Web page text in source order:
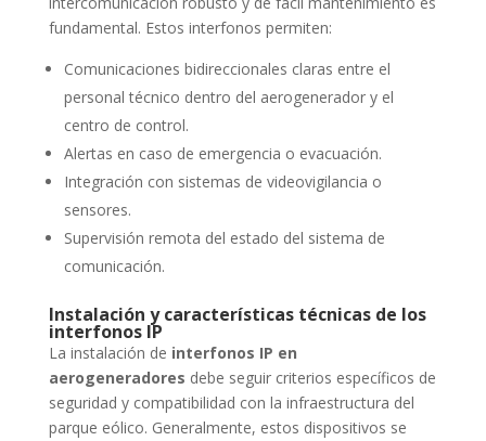
fundamental. Estos interfonos permiten:
Comunicaciones bidireccionales claras entre el
personal técnico dentro del aerogenerador y el
centro de control.
Alertas en caso de emergencia o evacuación.
Integración con sistemas de videovigilancia o
sensores.
Supervisión remota del estado del sistema de
comunicación.
Instalación y características técnicas de los
interfonos IP
La instalación de interfonos IP en
aerogeneradores debe seguir criterios específicos de
seguridad y compatibilidad con la infraestructura del
parque eólico. Generalmente, estos dispositivos se